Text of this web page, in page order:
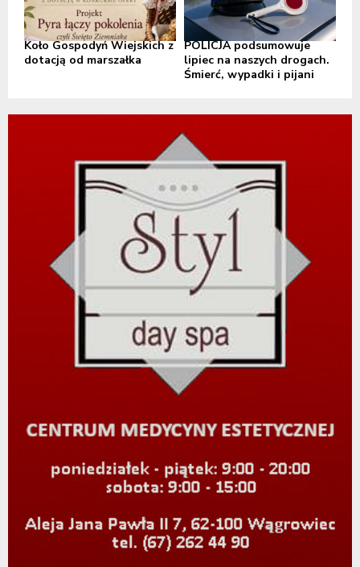
Koło Gospodyń Wiejskich z
dotacją od marszałka
POLICJA podsumowuje
lipiec na naszych drogach.
Śmierć, wypadki i pijani